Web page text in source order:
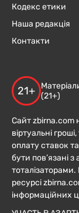
Кодекс етики
Наша редакція
Контакти
21+ (21+)
Сайт zbirna.com
віртуальні
оплату ставок
бути пов’язані
ресурсі
інформаційних